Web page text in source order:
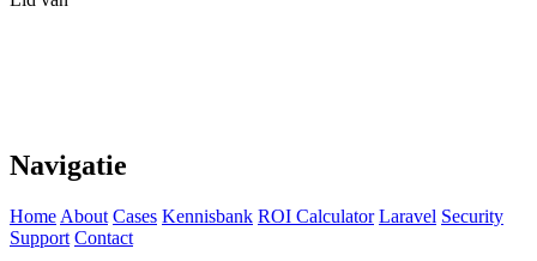
Navigatie
Home About Cases Kennisbank ROI Calculator Laravel Security
Support Contact